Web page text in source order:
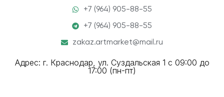
+7 (964) 905-88-55
+7 (964) 905-88-55
zakaz.artmarket@mail.ru
Адрес: г. Краснодар, ул. Суздальская 1 с 09:00 до
17:00 (пн-пт)